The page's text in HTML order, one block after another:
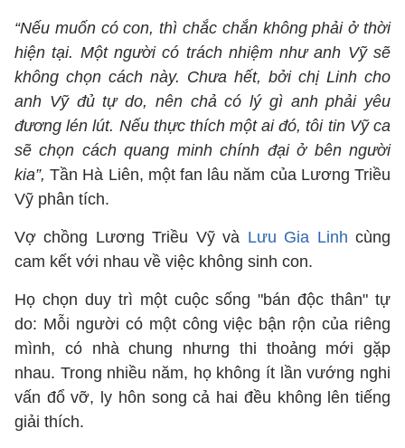
“Nếu muốn có con, thì chắc chắn không phải ở thời
hiện tại. Một người có trách nhiệm như anh Vỹ sẽ
không chọn cách này. Chưa hết, bởi chị Linh cho
anh Vỹ đủ tự do, nên chả có lý gì anh phải yêu
đương lén lút. Nếu thực thích một ai đó, tôi tin Vỹ ca
sẽ chọn cách quang minh chính đại ở bên người
kia”, Tần Hà Liên, một fan lâu năm của Lương Triều
Vỹ phân tích.
Vợ chồng Lương Triều Vỹ và Lưu Gia Linh cùng
cam kết với nhau về việc không sinh con.
Họ chọn duy trì một cuộc sống "bán độc thân" tự
do: Mỗi người có một công việc bận rộn của riêng
mình, có nhà chung nhưng thi thoảng mới gặp
nhau. Trong nhiều năm, họ không ít lần vướng nghi
vấn đổ vỡ, ly hôn song cả hai đều không lên tiếng
giải thích.